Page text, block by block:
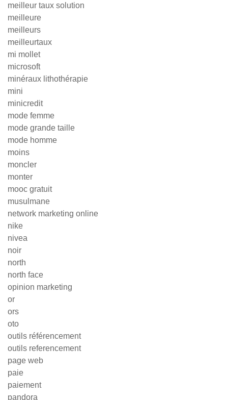
meilleur taux solution
meilleure
meilleurs
meilleurtaux
mi mollet
microsoft
minéraux lithothérapie
mini
minicredit
mode femme
mode grande taille
mode homme
moins
moncler
monter
mooc gratuit
musulmane
network marketing online
nike
nivea
noir
north
north face
opinion marketing
or
ors
oto
outils référencement
outils referencement
page web
paie
paiement
pandora